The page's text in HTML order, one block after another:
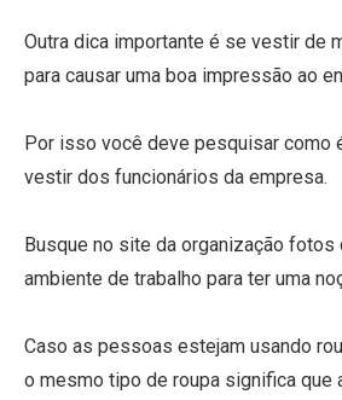
Outra dica importante é se vestir de
para causar uma boa impressão ao
Por isso você deve pesquisar como
vestir dos funcionários da empresa.
Busque no site da organização fotos
ambiente de trabalho para ter uma
Caso as pessoas estejam usando
o mesmo tipo de roupa significa que